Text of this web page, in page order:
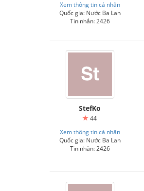
Xem thông tin cá nhân
Quốc gia: Nước Ba Lan
Tin nhắn: 2426
StefKo
44
Xem thông tin cá nhân
Quốc gia: Nước Ba Lan
Tin nhắn: 2426